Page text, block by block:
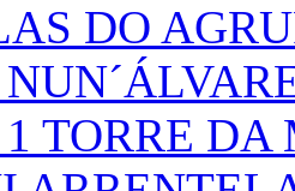
DO
TORRE